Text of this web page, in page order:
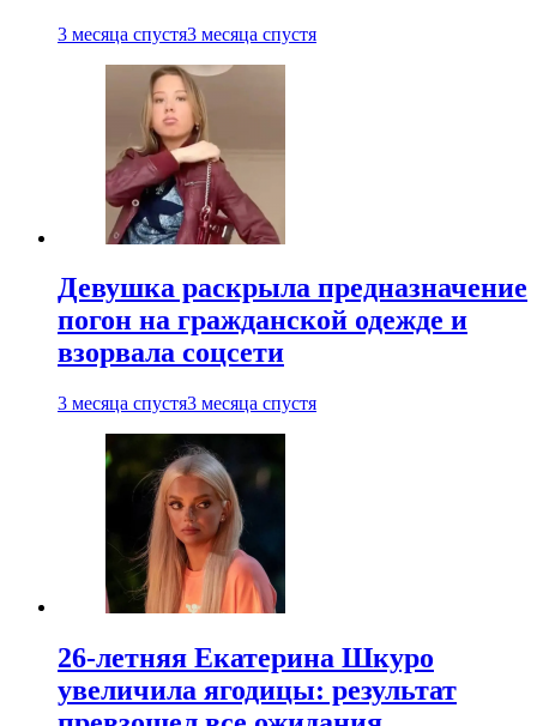
3 месяца спустя3 месяца спустя
Девушка раскрыла предназначение
погон на гражданской одежде и
взорвала соцсети
3 месяца спустя3 месяца спустя
26-летняя Екатерина Шкуро
увеличила ягодицы: результат